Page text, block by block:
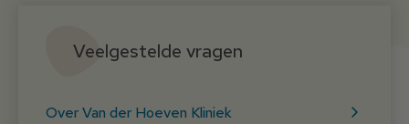
Veelgestelde vragen
Over Van der Hoeven Kliniek